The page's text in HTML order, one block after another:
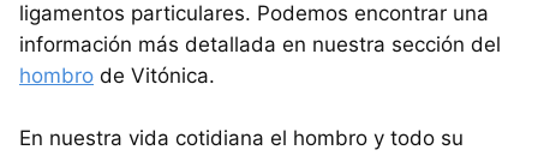
ligamentos particulares. Podemos encontrar una
información más detallada en nuestra sección del
hombro de Vitónica.
En nuestra vida cotidiana el hombro y todo su